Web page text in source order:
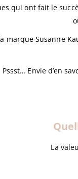
qui ont fait le
marque Susanne
Pssst… Envie d’en
La